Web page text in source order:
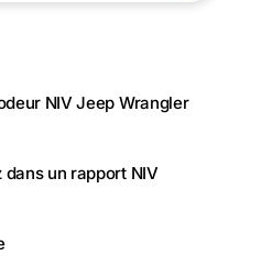
NIV Jeep Wrangler
un rapport NIV